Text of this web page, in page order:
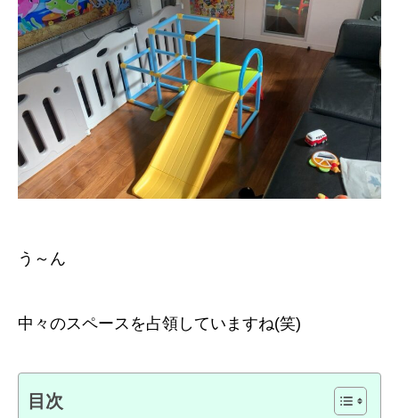
う～ん
中々のスペースを占領していますね(笑)
目次